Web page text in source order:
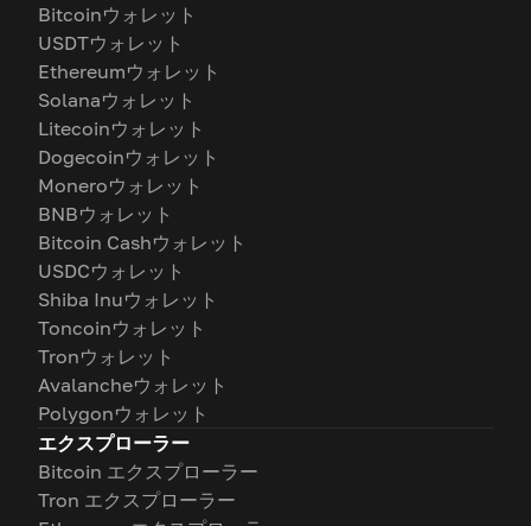
Bitcoinウォレット
USDTウォレット
Ethereumウォレット
Solanaウォレット
Litecoinウォレット
Dogecoinウォレット
Moneroウォレット
BNBウォレット
Bitcoin Cashウォレット
USDCウォレット
Shiba Inuウォレット
Toncoinウォレット
Tronウォレット
Avalancheウォレット
Polygonウォレット
エクスプローラー
Bitcoin エクスプローラー
Tron エクスプローラー